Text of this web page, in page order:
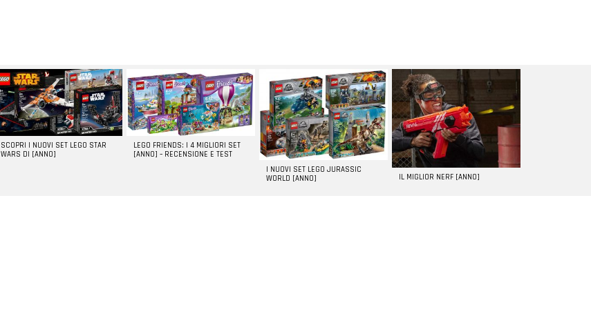
SCOPRI I NUOVI SET LEGO STAR
WARS DI [ANNO]
LEGO FRIENDS: I 4 MIGLIORI SET
[ANNO] – RECENSIONE E TEST
I NUOVI SET LEGO JURASSIC
WORLD [ANNO]
IL MIGLIOR NERF [ANNO]